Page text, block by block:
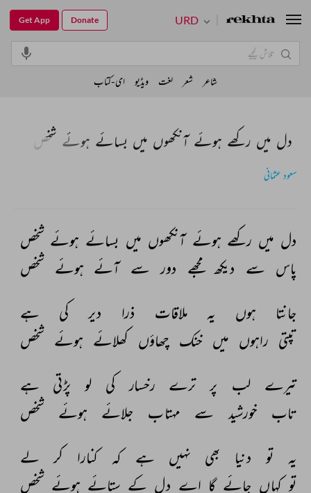
دل میں رکھے ہوئے آنکھوں میں بسائے ہوئے شخص
سعود عثمانی
دل میں رکھے ہوئے آنکھوں میں بسائے ہوئے شخص
پاس سے دیکھ مجھے دور سے آئے ہوئے شخص
جانتا ہوں یہ ملاقات ذرا دیر کی ہے
تپتی راہوں میں خنک چھاؤں کھلائے ہوئے شخص
تیرے لب پر ترے رخسار کی لو پڑتی
ہے
تاب
خورشید سے مہتاب جلائے ہوئے شخص
یہ تو دنیا بھی نہیں ہے کہ کنارا کر
لے
تو کہاں جائے گا اے دل کے ستائے ہوئے شخص
URD
Get App Donate
شاعر شعر لغت ویڈیو ای-کتاب